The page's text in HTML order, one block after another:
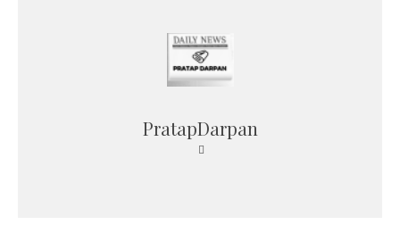
PratapDarpan